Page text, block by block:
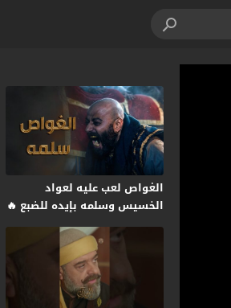
الغواص لعب عليه لعواد
الخسيس وسلمه بإيده للضبع 🔥
ـ النويلاتي